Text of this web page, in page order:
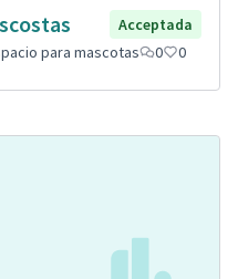
Acceptada
para mascotas 0 0